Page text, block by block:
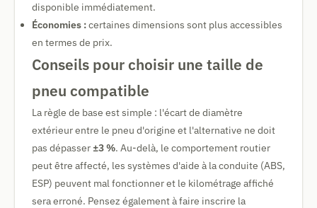
disponible immédiatement.
Économies :certaines dimensions sont plus accessibles
en termes de prix.
Conseils pour choisir une taille de
pneu compatible
La règle de base est simple : l'écart de diamètre
extérieur entre le pneu d'origine et l'alternative ne doit
pas dépasser ±3 %. Au-delà, le comportement routier
peut être affecté, les systèmes d'aide à la conduite (ABS,
ESP) peuvent mal fonctionner et le kilométrage affiché
sera erroné. Pensez également à faire inscrire la